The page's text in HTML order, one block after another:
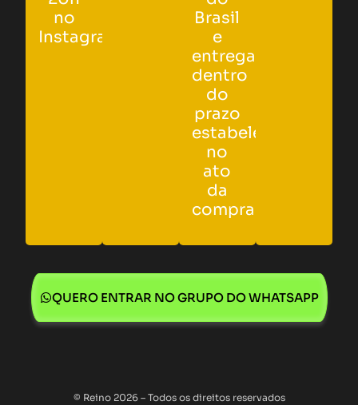
no
Instagram.
Brasil
e
entregas
dentro
do
prazo
estabelecido
no
ato
da
compra.
QUERO ENTRAR NO GRUPO DO WHATSAPP
© Reino 2026 – Todos os direitos reservados